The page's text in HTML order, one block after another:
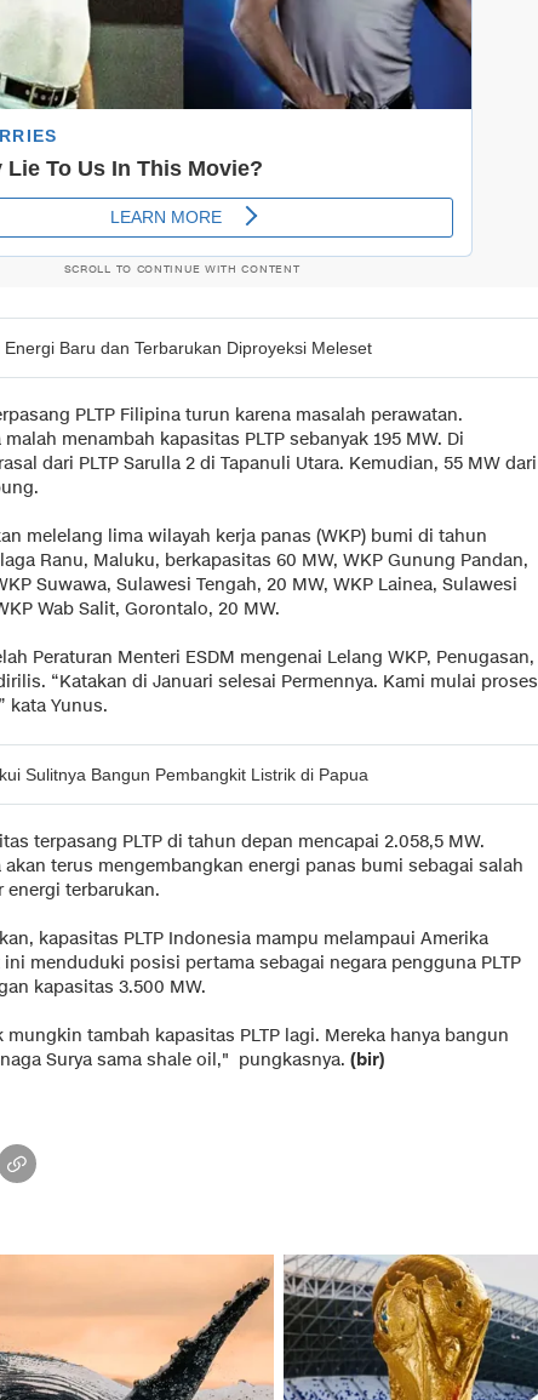
SCROLL TO CONTINUE WITH CONTENT
Energi Baru dan Terbarukan Diproyeksi Meleset
PLTP Filipina turun karena masalah perawatan.
menambah kapasitas PLTP sebanyak 195 MW. Di
dari PLTP Sarulla 2 di Tapanuli Utara. Kemudian, 55 MW dari
melelang lima wilayah kerja panas (WKP) bumi di tahun
Ranu, Maluku, berkapasitas 60 MW, WKP Gunung Pandan,
Suwawa, Sulawesi Tengah, 20 MW, WKP Lainea, Sulawesi
Wab Salit, Gorontalo, 20 MW.
Peraturan Menteri ESDM mengenai Lelang WKP, Penugasan,
“Katakan di Januari selesai Permennya. Kami mulai proses
kata Yunus.
Sulitnya Bangun Pembangkit Listrik di Papua
terpasang PLTP di tahun depan mencapai 2.058,5 MW.
terus mengembangkan energi panas bumi sebagai salah
terbarukan.
kapasitas PLTP Indonesia mampu melampaui Amerika
ini menduduki posisi pertama sebagai negara pengguna PLTP
kapasitas 3.500 MW.
mungkin tambah kapasitas PLTP lagi. Mereka hanya bangun
Surya sama shale oil," pungkasnya. (bir)